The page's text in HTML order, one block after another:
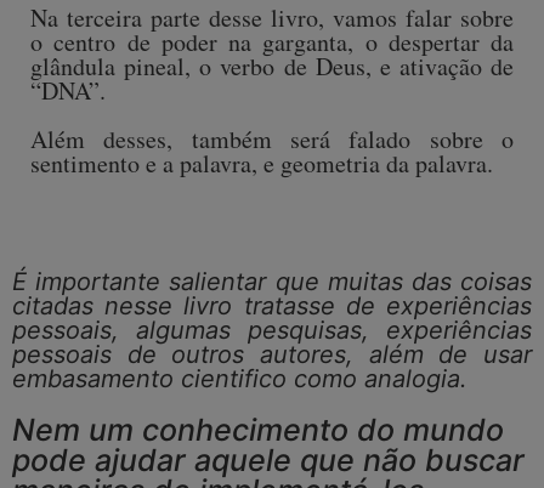
Na terceira parte desse livro, vamos falar sobre
o centro de poder na garganta, o despertar da
glândula pineal, o verbo de Deus, e ativação de
“DNA”.
Além desses, também será falado sobre o
sentimento e a palavra, e geometria da palavra.
É importante salientar que muitas das coisas
citadas nesse livro tratasse de experiências
pessoais, algumas pesquisas, experiências
pessoais de outros autores, além de usar
embasamento cientifico como analogia.
Nem um conhecimento do mundo
pode ajudar aquele que não buscar